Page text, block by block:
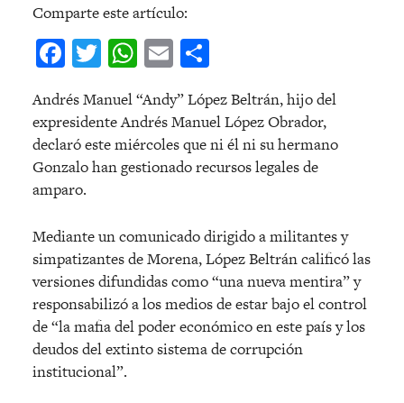
Comparte este artículo:
Facebook
Twitter
WhatsApp
Email
Andrés Manuel “Andy” López Beltrán, hijo del
expresidente Andrés Manuel López Obrador,
declaró este miércoles que ni él ni su hermano
Gonzalo han gestionado recursos legales de
amparo.
Mediante un comunicado dirigido a militantes y
simpatizantes de Morena, López Beltrán calificó las
versiones difundidas como “una nueva mentira” y
responsabilizó a los medios de estar bajo el control
de “la mafia del poder económico en este país y los
deudos del extinto sistema de corrupción
institucional”.